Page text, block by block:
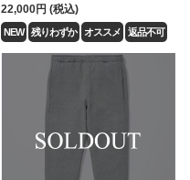
22,000円 (税込)
NEW 残りわずか オススメ 返品不可